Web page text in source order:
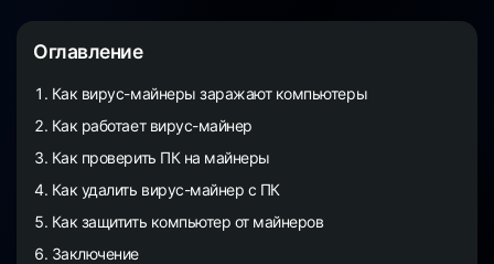
Оглавление
Как вирус-майнеры заражают компьютеры
Как работает вирус-майнер
Как проверить ПК на майнеры
Как удалить вирус-майнер с ПК
Как защитить компьютер от майнеров
Заключение